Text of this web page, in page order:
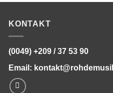
KONTAKT
(0049) +209 / 37 53 90
Email: